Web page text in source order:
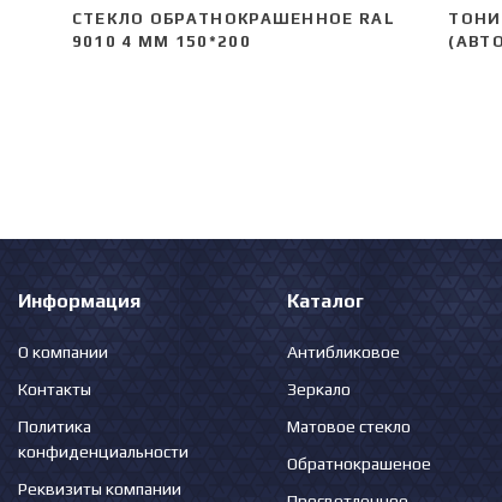
СТЕКЛО ОБРАТНОКРАШЕННОЕ RAL
9010 4 ММ 150*200
Информация
О компании
Контакты
Политика
конфиденциальности
Реквизиты компании
Каталог
Антибликовое
Зеркало
Матовое стекло
Обратнокрашеное